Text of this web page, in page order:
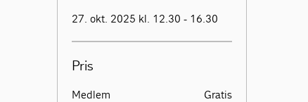
27. okt. 2025 kl. 12.30 - 16.30
Pris
Medlem
Gratis